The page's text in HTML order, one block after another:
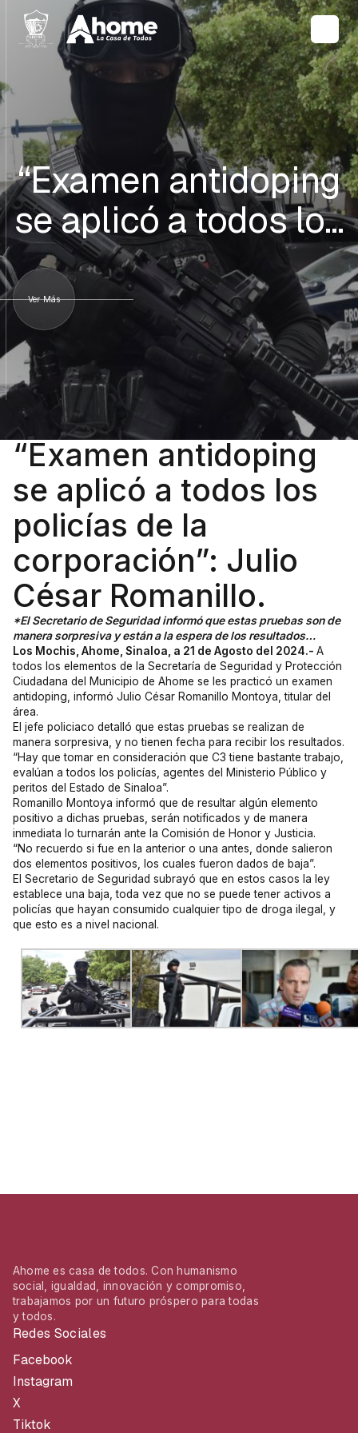
“Examen antidoping
se aplicó a todos lo…
Ver Más
“Examen antidoping
se aplicó a todos los
policías de la
corporación”: Julio
César Romanillo.
*El Secretario de Seguridad informó que estas pruebas son de
manera sorpresiva y están a la espera de los resultados…
Los Mochis, Ahome, Sinaloa, a 21 de Agosto del 2024.- A
todos los elementos de la Secretaría de Seguridad y Protección
Ciudadana del Municipio de Ahome se les practicó un examen
antidoping, informó Julio César Romanillo Montoya, titular del
área.
El jefe policiaco detalló que estas pruebas se realizan de
manera sorpresiva, y no tienen fecha para recibir los resultados.
“Hay que tomar en consideración que C3 tiene bastante trabajo,
evalúan a todos los policías, agentes del Ministerio Público y
peritos del Estado de Sinaloa”.
Romanillo Montoya informó que de resultar algún elemento
positivo a dichas pruebas, serán notificados y de manera
inmediata lo turnarán ante la Comisión de Honor y Justicia.
“No recuerdo si fue en la anterior o una antes, donde salieron
dos elementos positivos, los cuales fueron dados de baja”.
El Secretario de Seguridad subrayó que en estos casos la ley
establece una baja, toda vez que no se puede tener activos a
policías que hayan consumido cualquier tipo de droga ilegal, y
que esto es a nivel nacional.
Ahome es casa de todos. Con humanismo
social, igualdad, innovación y compromiso,
trabajamos por un futuro próspero para todas
y todos.
Redes Sociales
Facebook
Instagram
X
Tiktok